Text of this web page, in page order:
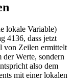
lokale Variable)
4136, dass jetzt
von Zeilen ermittelt
Werte, sondern
also dem
mit einer lokalen